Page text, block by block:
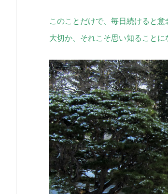
このことだけで、毎日続けると
大切か、それこそ思い知ることに